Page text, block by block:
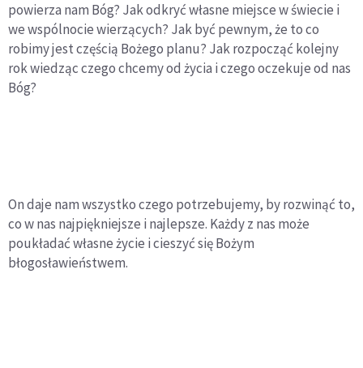
powierza nam Bóg? Jak odkryć własne miejsce w świecie i
we wspólnocie wierzących? Jak być pewnym, że to co
robimy jest częścią Bożego planu? Jak rozpocząć kolejny
rok wiedząc czego chcemy od życia i czego oczekuje od nas
Bóg?
On daje nam wszystko czego potrzebujemy, by rozwinąć to,
co w nas najpiękniejsze i najlepsze. Każdy z nas może
poukładać własne życie i cieszyć się Bożym
błogosławieństwem.